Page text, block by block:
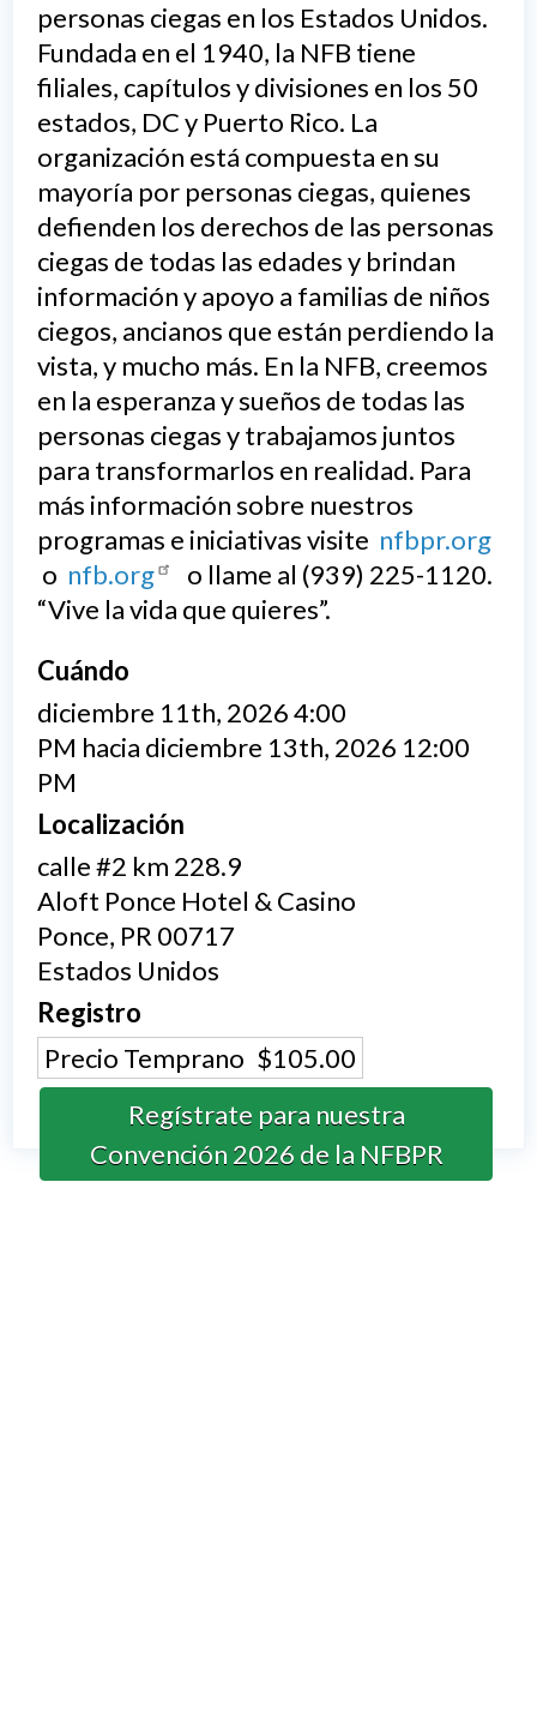
personas ciegas en los Estados Unidos.
Fundada en el 1940, la NFB tiene
filiales, capítulos y divisiones en los 50
estados, DC y Puerto Rico. La
organización está compuesta en su
mayoría por personas ciegas, quienes
defienden los derechos de las personas
ciegas de todas las edades y brindan
información y apoyo a familias de niños
ciegos, ancianos que están perdiendo la
vista, y mucho más. En la NFB, creemos
en la esperanza y sueños de todas las
personas ciegas y trabajamos juntos
para transformarlos en realidad. Para
más información sobre nuestros
programas e iniciativas visite nfbpr.org
o nfb.org
o llame al (939) 225-1120.
“Vive la vida que quieres”.
Cuándo
diciembre 11th, 2026 4:00
PM hacia diciembre 13th, 2026 12:00
PM
Localización
calle #2 km 228.9
Aloft Ponce Hotel & Casino
Ponce, PR 00717
Estados Unidos
Registro
Precio Temprano $105.00
Regístrate para nuestra
Convención 2026 de la NFBPR